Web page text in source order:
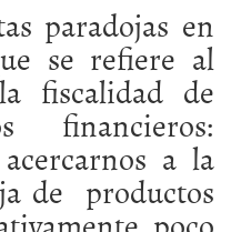
paradojas en
se refiere al
fiscalidad de
financieros:
a la
de productos